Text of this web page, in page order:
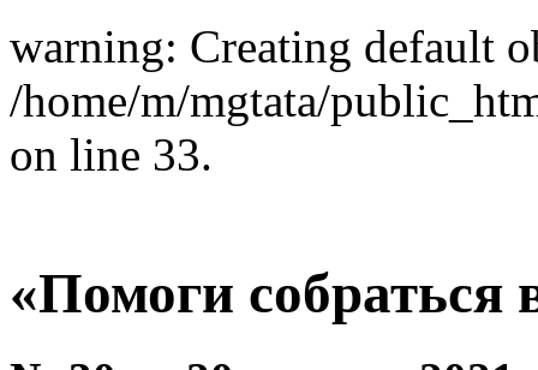
warning: Creating default
/home/m/mgtata/
on line 33.
«Помоги собраться